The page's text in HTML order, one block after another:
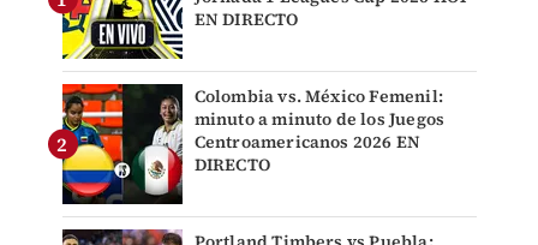
EN DIRECTO
Colombia vs. México Femenil:
minuto a minuto de los Juegos
Centroamericanos 2026 EN
DIRECTO